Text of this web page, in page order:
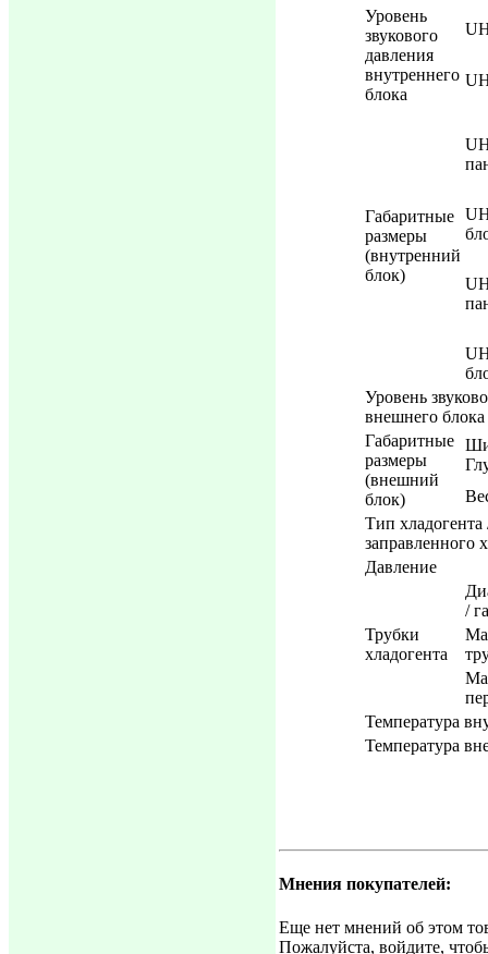
Уровень
звукового
давления
внутреннего
блока
Габаритные
размеры
(внутренний
блок)
Уровень
внешнего блока
Габаритные
размеры
(внешний
блок)
Тип хладогента
заправленного
Давление
Трубки
хладогента
/
Температура
Температура
Мнения покупателей:
Еще нет мнений об этом
Пожалуйста, войдите,